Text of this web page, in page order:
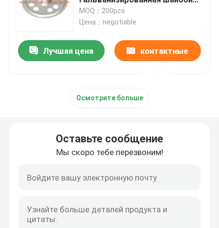
крышка стока пола
Стальной люк
Струбцина зажима весны
стальной канал
стальной провод
для конструкции
MOQ：200pcs
Цена：negotiable
Лучшая цена контактные
Осмотрите больше
Оставьте сообщение
Мы скоро тебе перезвоним!